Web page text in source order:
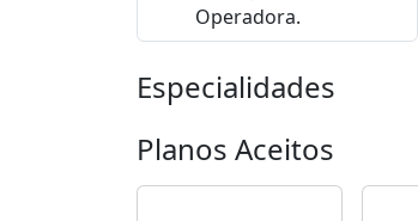
Operadora.
Especialidades
Planos Aceitos